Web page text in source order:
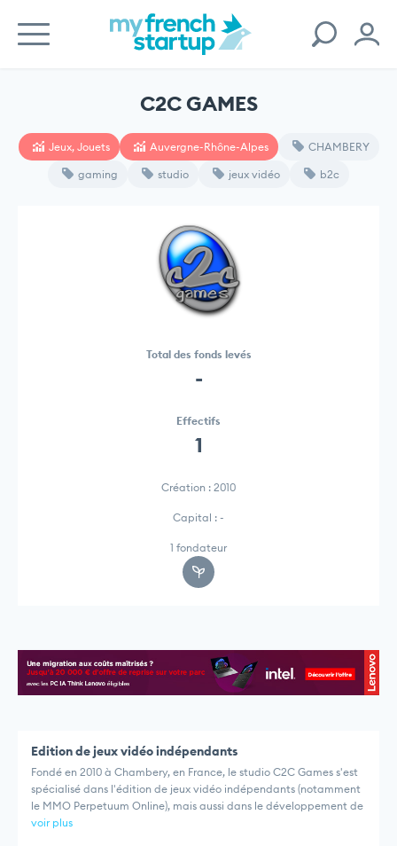
C2C GAMES
Jeux, Jouets Auvergne-Rhône-Alpes CHAMBERY
gaming studio jeux vidéo b2c
Total des fonds levés
-
Effectifs
1
Création : 2010
Capital : -
1 fondateur
Edition de jeux vidéo indépendants
Fondé en 2010 à Chambery, en France, le studio C2C Games s'est
spécialisé dans l'édition de jeux vidéo indépendants (notamment
le MMO Perpetuum Online), mais aussi dans le développement de
voir plus